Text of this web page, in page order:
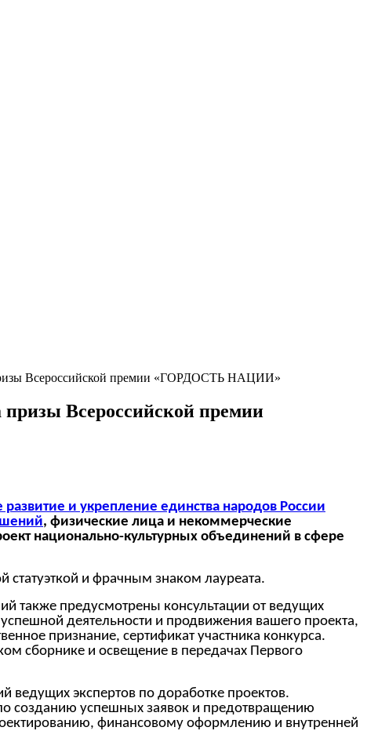
призы Всероссийской премии «ГОРДОСТЬ НАЦИИ»
призы Всероссийской премии
и укрепление единства народов России
, физические лица и некоммерческие
национально-культурных объединений в сфере
и фрачным знаком лауреата.
также предусмотрены консультации от ведущих
деятельности и продвижения вашего проекта,
признание, сертификат участника конкурса.
сборнике и освещение в передачах Первого
ведущих экспертов по доработке проектов.
созданию успешных заявок и предотвращению
финансовому оформлению и внутренней